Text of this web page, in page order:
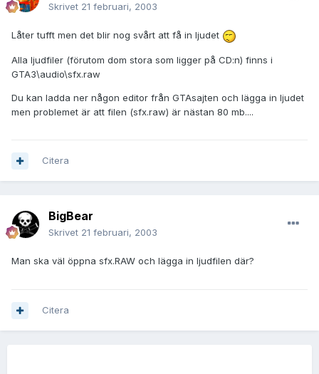
Skrivet 21 februari, 2003
Låter tufft men det blir nog svårt att få in ljudet
Alla ljudfiler (förutom dom stora som ligger på CD:n) finns i
GTA3\audio\sfx.raw
Du kan ladda ner någon editor från GTAsajten och lägga in ljudet
men problemet är att filen (sfx.raw) är nästan 80 mb....
Citera
BigBear
Skrivet 21 februari, 2003
Man ska väl öppna sfx.RAW och lägga in ljudfilen där?
Citera